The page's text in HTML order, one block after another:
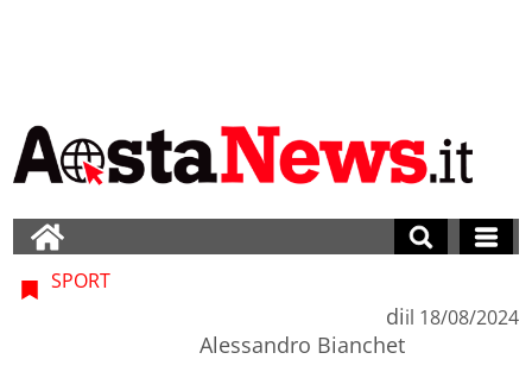
SPORT
di
Alessandro Bianchet
il 18/08/2024